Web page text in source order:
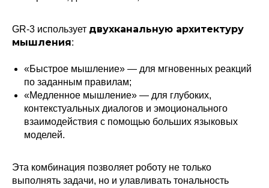
GR-3 использует двухканальную архитектуру
мышления:
«Быстрое мышление» — для мгновенных реакций
по заданным правилам;
«Медленное мышление» — для глубоких,
контекстуальных диалогов и эмоционального
взаимодействия с помощью больших языковых
моделей.
Эта комбинация позволяет роботу не только
выполнять задачи, но и улавливать тональность